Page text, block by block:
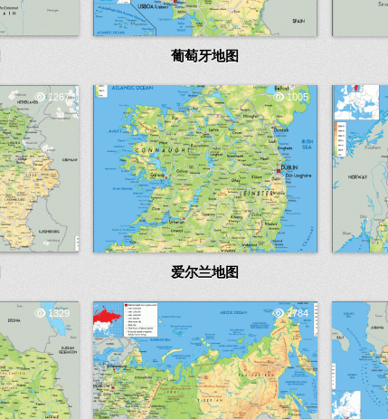
葡萄牙地图
1267 1005
爱尔兰地图
1329 2784